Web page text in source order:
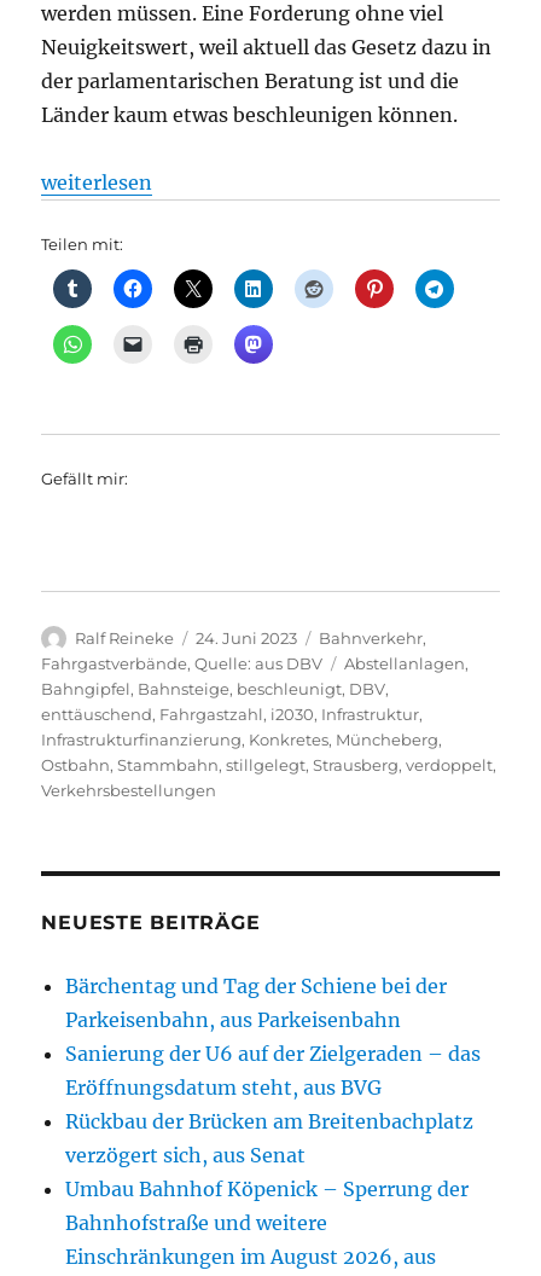
werden müssen. Eine Forderung ohne viel
Neuigkeitswert, weil aktuell das Gesetz dazu in
der parlamentarischen Beratung ist und die
Länder kaum etwas beschleunigen können.
„Bahnverkehr: „Bahngipfel Berlin Brandenburg“
weiterlesen
Teilen mit:
Gefällt mir:
Autor
Ralf Reineke
Veröffentlicht
am
24. Juni 2023 Kategorien
Bahnverkehr,
Fahrgastverbände,Quelle: aus DBV Schlagwörter
Abstellanlagen,
Bahngipfel, Bahnsteige, beschleunigt, DBV,
enttäuschend, Fahrgastzahl, i2030, Infrastruktur,
Infrastrukturfinanzierung, Konkretes, Müncheberg,
Ostbahn,Stammbahn,stillgelegt,Strausberg,verdoppelt,
Verkehrsbestellungen
NEUESTE BEITRÄGE
Bärchentag und Tag der Schiene bei der
Parkeisenbahn, aus Parkeisenbahn
Sanierung der U6 auf der Zielgeraden – das
Eröffnungsdatum steht, aus BVG
Rückbau der Brücken am Breitenbachplatz
verzögert sich, aus Senat
Umbau Bahnhof Köpenick – Sperrung der
Bahnhofstraße und weitere
Einschränkungen im August 2026, aus